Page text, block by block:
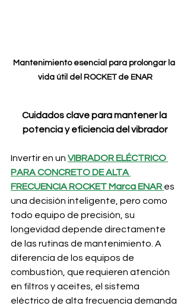
Mantenimiento esencial para prolongar la
vida útil del ROCKET de ENAR
Cuidados clave para mantener la
potencia y eficiencia del vibrador
Invertir en un VIBRADOR ELÉCTRICO
PARA CONCRETO DE ALTA
FRECUENCIA ROCKET Marca ENAR es
una decisión inteligente, pero como
todo equipo de precisión, su
longevidad depende directamente
de las rutinas de mantenimiento. A
diferencia de los equipos de
combustión, que requieren atención
en filtros y aceites, el sistema
eléctrico de alta frecuencia demanda